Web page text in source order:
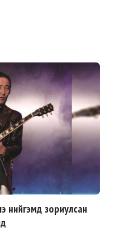
нийгэмд зориулсан